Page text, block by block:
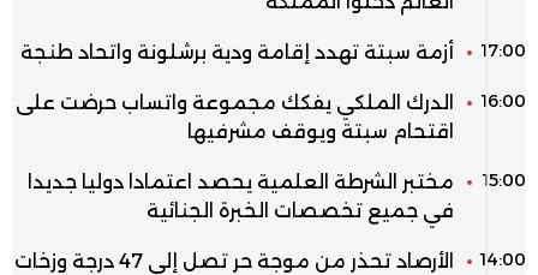
17:00 أزمة سبتة تهدد إقامة ودية برشلونة واتحاد طنجة
16:00
الدرك الملكي يفكك مجموعة واتساب حرضت على
اقتحام سبتة ويوقف مشرفيها
15:00
مختبر الشرطة العلمية يحصد اعتمادا دوليا جديدا
في جميع تخصصات الخبرة الجنائية
14:00
الأرصاد تحذر من موجة حر تصل إلى 47 درجة وزخات